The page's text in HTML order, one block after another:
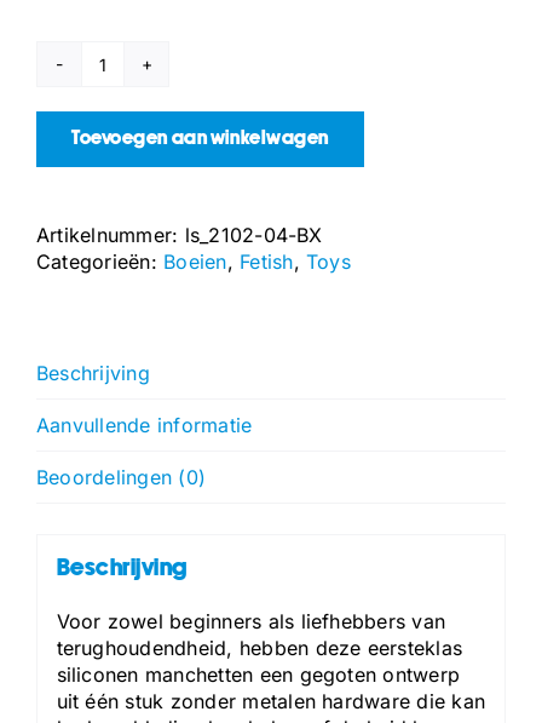
Siliconen
aantal
Toevoegen aan winkelwagen
Artikelnummer: ls_2102-04-BX
Categorieën: Boeien, Fetish, Toys
Beschrijving
Aanvullende informatie
Beoordelingen (0)
Beschrijving
Voor zowel beginners als liefhebbers van
terughoudendheid, hebben deze eersteklas
siliconen manchetten een gegoten ontwerp
uit één stuk zonder metalen hardware die kan